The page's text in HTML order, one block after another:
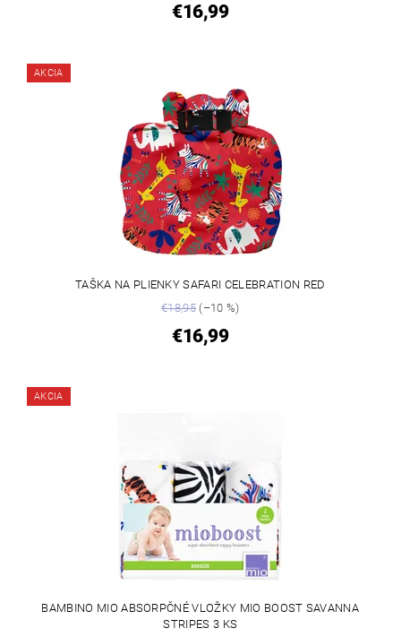
€16,99
AKCIA
TAŠKA NA PLIENKY SAFARI CELEBRATION RED
€18,95(–10 %)
€16,99
AKCIA
BAMBINO MIO ABSORPČNÉ VLOŽKY MIO BOOST SAVANNA
STRIPES 3 KS